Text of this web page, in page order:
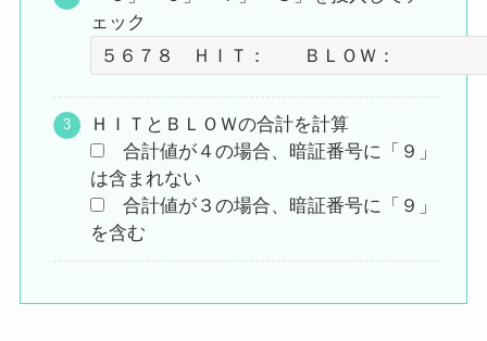
ェック
ＨＩＴとＢＬＯＷの合計を計算
合計値が４の場合、暗証番号に「９」
は含まれない
合計値が３の場合、暗証番号に「９」
を含む